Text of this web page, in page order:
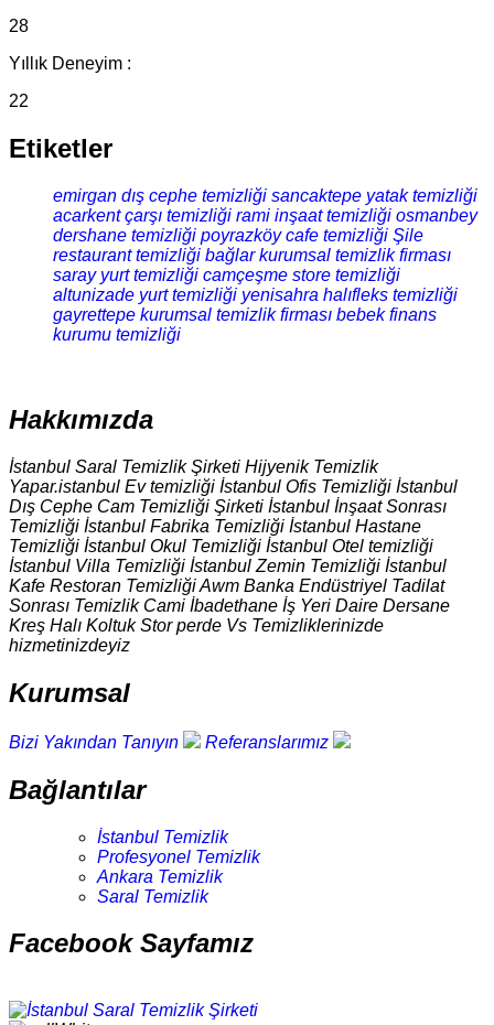
28
Yıllık Deneyim :
22
Etiketler
emirgan dış cephe temizliği sancaktepe yatak temizliği
acarkent çarşı temizliği rami inşaat temizliği osmanbey
dershane temizliği poyrazköy cafe temizliği Şile
restaurant temizliği bağlar kurumsal temizlik firması
saray yurt temizliği camçeşme store temizliği
altunizade yurt temizliği yenisahra halıfleks temizliği
gayrettepe kurumsal temizlik firması bebek finans
kurumu temizliği
Hakkımızda
İstanbul Saral Temizlik Şirketi Hijyenik Temizlik
Yapar.istanbul Ev temizliği İstanbul Ofis Temizliği İstanbul
Dış Cephe Cam Temizliği Şirketi İstanbul İnşaat Sonrası
Temizliği İstanbul Fabrika Temizliği İstanbul Hastane
Temizliği İstanbul Okul Temizliği İstanbul Otel temizliği
İstanbul Villa Temizliği İstanbul Zemin Temizliği İstanbul
Kafe Restoran Temizliği Awm Banka Endüstriyel Tadilat
Sonrası Temizlik Cami İbadethane İş Yeri Daire Dersane
Kreş Halı Koltuk Stor perde Vs Temizliklerinizde
hizmetinizdeyiz
Kurumsal
Bizi Yakından Tanıyın Referanslarımız
Bağlantılar
İstanbul Temizlik
Profesyonel Temizlik
Ankara Temizlik
Saral Temizlik
Facebook Sayfamız